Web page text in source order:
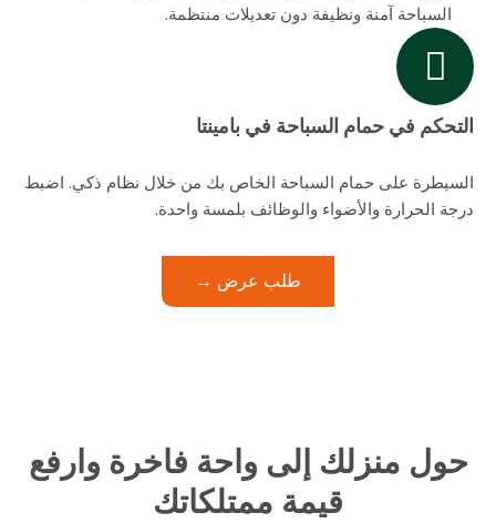
السباحة آمنة ونظيفة دون تعديلات منتظمة.
التحكم في حمام السباحة في بامينتا
السيطرة على حمام السباحة الخاص بك من خلال نظام ذكي. اضبط
درجة الحرارة والأضواء والوظائف بلمسة واحدة.
طلب عرض →
حول منزلك إلى واحة فاخرة وارفع
قيمة ممتلكاتك